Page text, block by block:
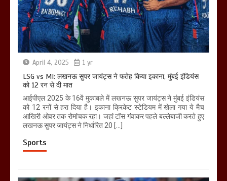
April 4, 2025 1 yr
LSG vs MI: लखनऊ सुपर जायंट्स ने फतेह किया इकाना, मुंबई इंडियंस
को 12 रन से दी मात
आईपीएल 2025 के 16वें मुकाबले में लखनऊ सुपर जायंट्स ने मुंबई इंडियंस
को 12 रनों से हरा दिया है। इकाना क्रिकेट स्टेडियम में खेला गया ये मैच
आखिरी ओवर तक रोमांचक रहा। जहां टॉस गंवाकर पहले बल्लेबाजी करते हुए
लखनऊ सुपर जायंट्स ने निर्धारित 20 […]
Sports